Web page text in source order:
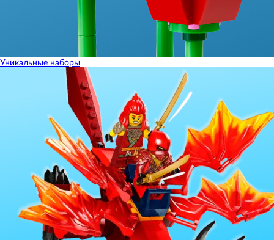
Уникальные наборы